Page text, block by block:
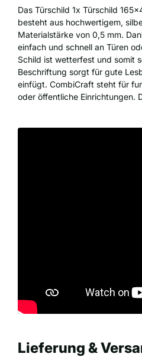
Das Türschild 1x Türschild
besteht aus hochwertigem,
Materialstärke von 0,5 mm.
einfach und schnell an Türen
Schild ist wetterfest und somit
Beschriftung sorgt für gute
einfügt. CombiCraft steht für
oder öffentliche Einrichtungen.
Lieferung &